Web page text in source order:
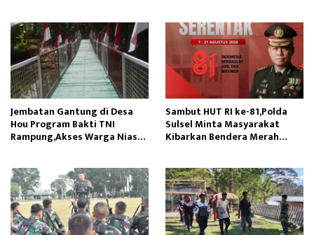
Jembatan Gantung di Desa
Hou Program Bakti TNI
Rampung,Akses Warga Nias
Sambut HUT RI ke-81,Polda
Sulsel Minta Masyarakat
Kibarkan Bendera Merah